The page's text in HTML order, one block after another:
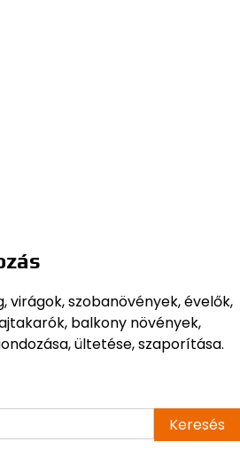
virágok, szobanövények, évelők,
balkony növények,
ültetése, szaporítása.